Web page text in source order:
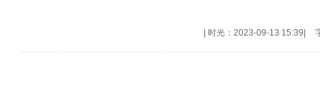
时光：2023-09-13 15:39